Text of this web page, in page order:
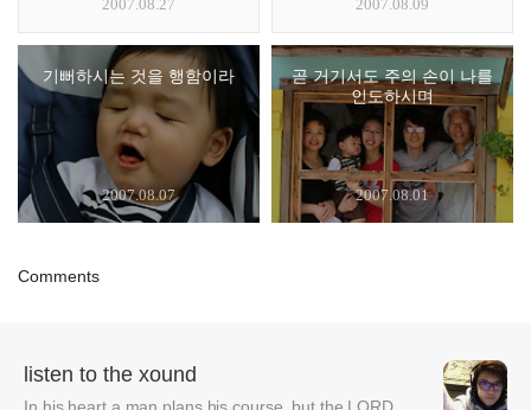
2007.08.27 2007.08.09
기뻐하시는 것을 행함이라
2007.08.07
곧 거기서도 주의 손이 나를
인도하시며
2007.08.01
Comments
listen to the xound